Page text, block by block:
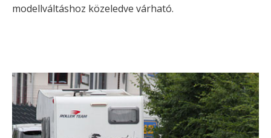
modellváltáshoz közeledve várható.